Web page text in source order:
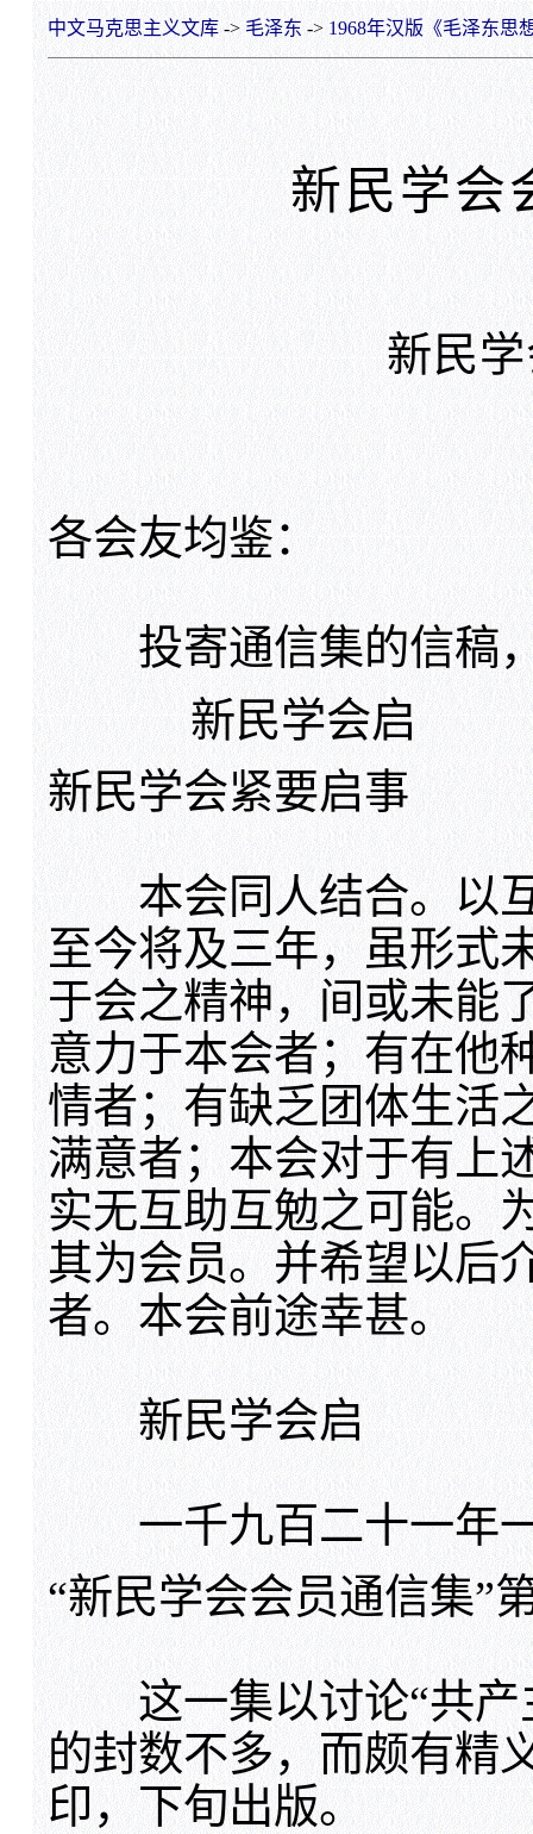
中文马克思主义文库-> 毛泽东 -> 1968年汉版《毛泽东思
新民学会
新民
各会友均鉴：
投寄通信集的信稿，
新民学会启
新民学会紧要启事
本会同人结合。以互
至今将及三年，虽形式
于会之精神，间或未能
意力于本会者；有在他
情者；有缺乏团体生活
满意者；本会对于有上
实无互助互勉之可能。
其为会员。并希望以后
者。本会前途幸甚。
新民学会启
一千九百二十一年
“新民学会会员通信集”
这一集以讨论“共产
的封数不多，而颇有精
印，下旬出版。